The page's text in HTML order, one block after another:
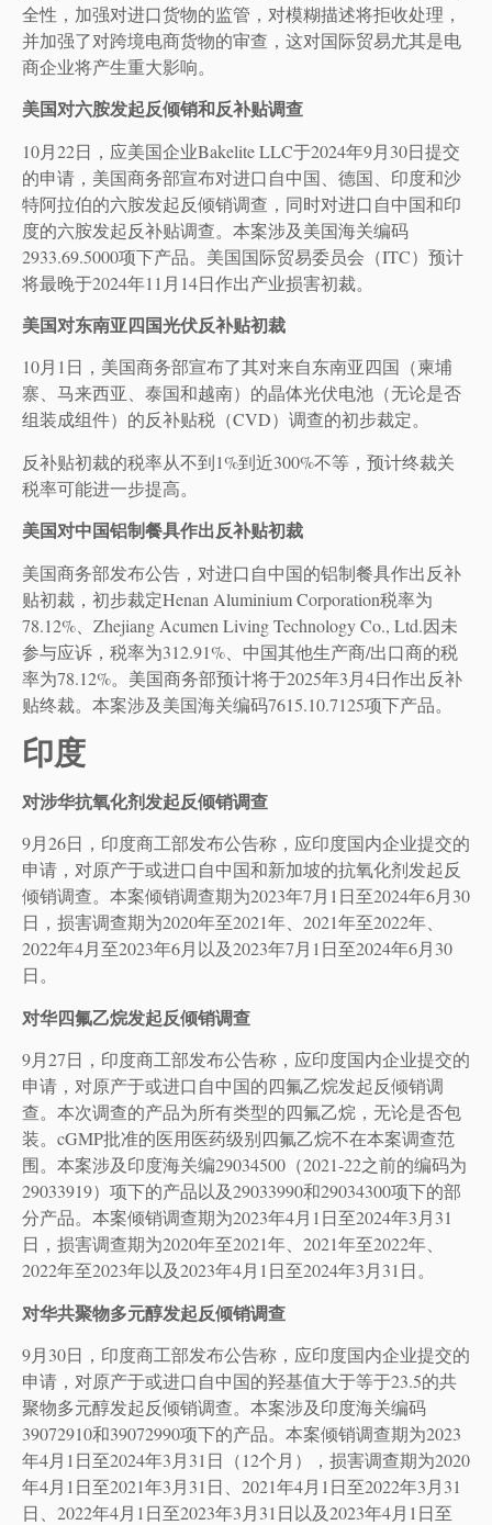
全性，加强对进口货物的监管，对模糊描述将拒收处理，
并加强了对跨境电商货物的审查，这对国际贸易尤其是电
商企业将产生重大影响。
美国对六胺发起反倾销和反补贴调查
10月22日，应美国企业Bakelite LLC于2024年9月30日提交
的申请，美国商务部宣布对进口自中国、德国、印度和沙
特阿拉伯的六胺发起反倾销调查，同时对进口自中国和印
度的六胺发起反补贴调查。本案涉及美国海关编码
2933.69.5000项下产品。美国国际贸易委员会（ITC）预计
将最晚于2024年11月14日作出产业损害初裁。
美国对东南亚四国光伏反补贴初裁
10月1日，美国商务部宣布了其对来自东南亚四国（柬埔
寨、马来西亚、泰国和越南）的晶体光伏电池（无论是否
组装成组件）的反补贴税（CVD）调查的初步裁定。
反补贴初裁的税率从不到1%到近300%不等，预计终裁关
税率可能进一步提高。
美国对中国铝制餐具作出反补贴初裁
美国商务部发布公告，对进口自中国的铝制餐具作出反补
贴初裁，初步裁定Henan Aluminium Corporation税率为
78.12%、Zhejiang Acumen Living Technology Co., Ltd.因未
参与应诉，税率为312.91%、中国其他生产商/出口商的税
率为78.12%。美国商务部预计将于2025年3月4日作出反补
贴终裁。本案涉及美国海关编码7615.10.7125项下产品。
印度
对涉华抗氧化剂发起反倾销调查
9月26日，印度商工部发布公告称，应印度国内企业提交的
申请，对原产于或进口自中国和新加坡的抗氧化剂发起反
倾销调查。本案倾销调查期为2023年7月1日至2024年6月30
日，损害调查期为2020年至2021年、2021年至2022年、
2022年4月至2023年6月以及2023年7月1日至2024年6月30
日。
对华四氟乙烷发起反倾销调查
9月27日，印度商工部发布公告称，应印度国内企业提交的
申请，对原产于或进口自中国的四氟乙烷发起反倾销调
查。本次调查的产品为所有类型的四氟乙烷，无论是否包
装。cGMP批准的医用医药级别四氟乙烷不在本案调查范
围。本案涉及印度海关编29034500（2021-22之前的编码为
29033919）项下的产品以及29033990和29034300项下的部
分产品。本案倾销调查期为2023年4月1日至2024年3月31
日，损害调查期为2020年至2021年、2021年至2022年、
2022年至2023年以及2023年4月1日至2024年3月31日。
对华共聚物多元醇发起反倾销调查
9月30日，印度商工部发布公告称，应印度国内企业提交的
申请，对原产于或进口自中国的羟基值大于等于23.5的共
聚物多元醇发起反倾销调查。本案涉及印度海关编码
39072910和39072990项下的产品。本案倾销调查期为2023
年4月1日至2024年3月31日（12个月），损害调查期为2020
年4月1日至2021年3月31日、2021年4月1日至2022年3月31
日、2022年4月1日至2023年3月31日以及2023年4月1日至